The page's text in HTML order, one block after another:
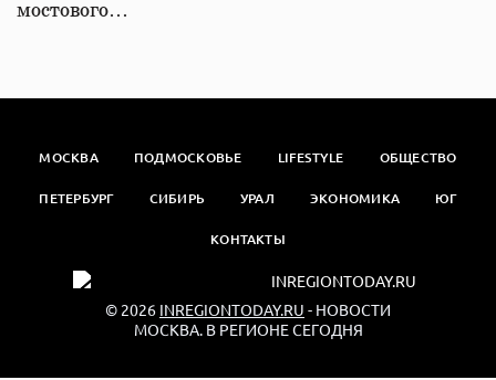
мостового…
МОСКВА ПОДМОСКОВЬЕ LIFESTYLE ОБЩЕСТВО
ПЕТЕРБУРГ СИБИРЬ УРАЛ ЭКОНОМИКА ЮГ
КОНТАКТЫ
© 2026 INREGIONTODAY.RU - НОВОСТИ
МОСКВА. В РЕГИОНЕ СЕГОДНЯ